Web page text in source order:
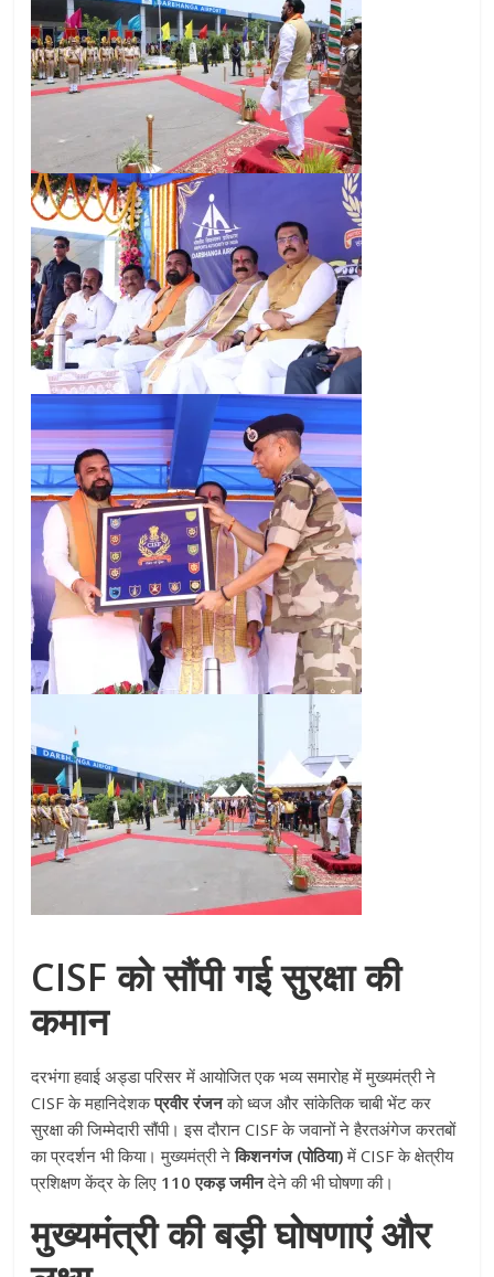
CISF को सौंपी गई सुरक्षा की
कमान
दरभंगा हवाई अड्डा परिसर में आयोजित एक भव्य समारोह में मुख्यमंत्री ने
CISF के महानिदेशकप्रवीर रंजनको ध्वज और सांकेतिक चाबी भेंट कर
सुरक्षा की जिम्मेदारी सौंपी। इस दौरान CISF के जवानों ने हैरतअंगेज करतबों
का प्रदर्शन भी किया। मुख्यमंत्री नेकिशनगंज (पोठिया)में CISF के क्षेत्रीय
प्रशिक्षण केंद्र के लिए 110 एकड़ जमीनदेने की भी घोषणा की।
मुख्यमंत्री की बड़ी घोषणाएं और